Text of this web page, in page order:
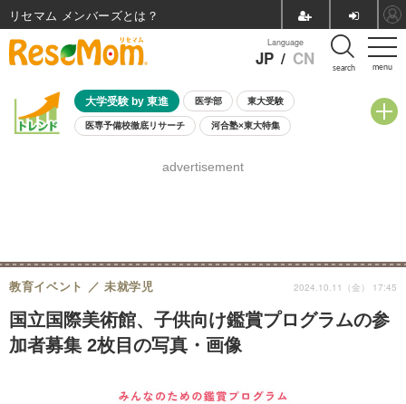
menu
Language
JP / CN search
大学受験 by 東進 医学部 東大受験
医専予備校徹底リサーチ 河合塾×東大特集
8月開催学校説明会・相談会
advertisement
国立国際美術館、子供向け鑑賞プログラムの参
加者募集 2枚目の写真・画像
教育イベント 未就学児 2024.10.11（金） 17:45
リセマム メンバーズ